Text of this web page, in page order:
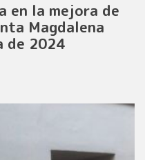
en la mejora de
Magdalena
de 2024